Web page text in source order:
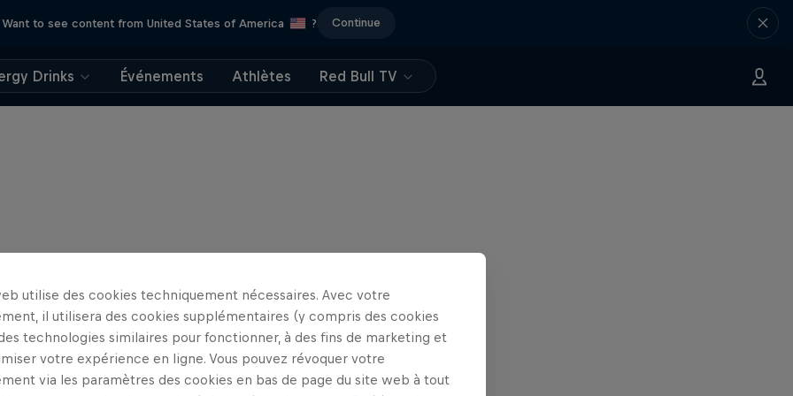
Want to see content from United States of America ? Continue
Drinks Événements Athlètes Red Bull TV
utilise des cookies techniquement nécessaires. Avec votre
il utilisera des cookies supplémentaires (y compris des cookies
technologies similaires pour fonctionner, à des fins de marketing et
votre expérience en ligne. Vous pouvez révoquer votre
via les paramètres des cookies en bas de page du site web à tout